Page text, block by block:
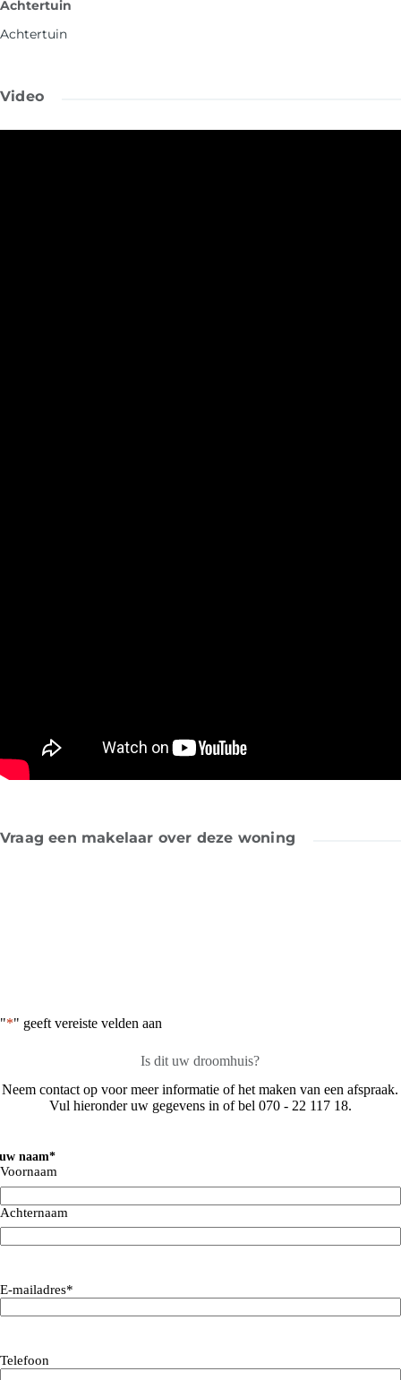
Achtertuin
Achtertuin
Video
Vraag een makelaar over deze woning
"*" geeft vereiste velden aan
Is dit uw droomhuis?
Neem contact op voor meer informatie of het maken van een afspraak.
Vul hieronder uw gegevens in of bel 070 - 22 117 18.
naam*
Voornaam
Achternaam
E-mailadres*
Telefoon